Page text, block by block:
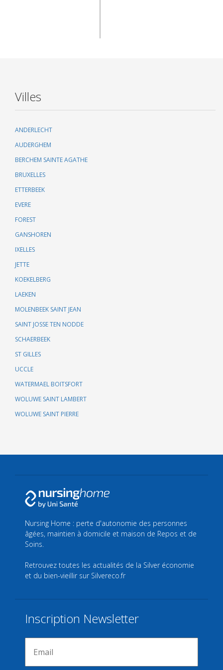
Villes
ANDERLECHT
AUDERGHEM
BERCHEM SAINTE AGATHE
BRUXELLES
ETTERBEEK
EVERE
FOREST
GANSHOREN
IXELLES
JETTE
KOEKELBERG
LAEKEN
MOLENBEEK SAINT JEAN
SAINT JOSSE TEN NODDE
SCHAERBEEK
ST GILLES
UCCLE
WATERMAEL BOITSFORT
WOLUWE SAINT LAMBERT
WOLUWE SAINT PIERRE
Nursing Home : perte d'autonomie des personnes
âgées, maintien à domicile et maison de Repos et de
Soins.
Retrouvez toutes les actualités de la Silver économie
et du bien-vieillir sur Silvereco.fr
Inscription Newsletter